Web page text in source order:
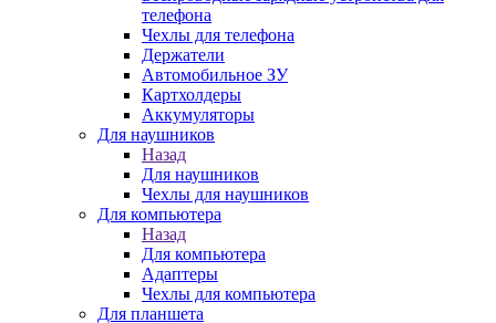
телефона
Чехлы для телефона
Держатели
Автомобильное ЗУ
Картхолдеры
Аккумуляторы
Для наушников
Назад
Для наушников
Чехлы для наушников
Для компьютера
Назад
Для компьютера
Адаптеры
Чехлы для компьютера
Для планшета